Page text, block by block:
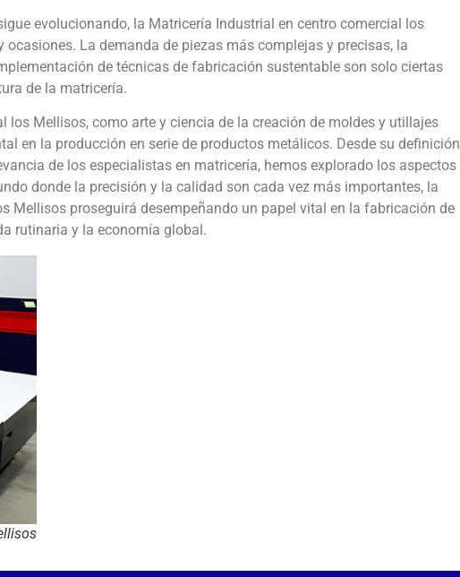
evolucionando, la Matricería Industrial en centro comercial los
La demanda de piezas más complejas y precisas, la
de técnicas de fabricación sustentable son solo ciertas
de la matricería.
los Mellisos, como arte y ciencia de la creación de moldes y utillajes
en la producción en serie de productos metálicos. Desde su definición
de los especialistas en matricería, hemos explorado los aspectos
donde la precisión y la calidad son cada vez más importantes, la
Mellisos proseguirá desempeñando un papel vital en la fabricación de
rutinaria y la economía global.